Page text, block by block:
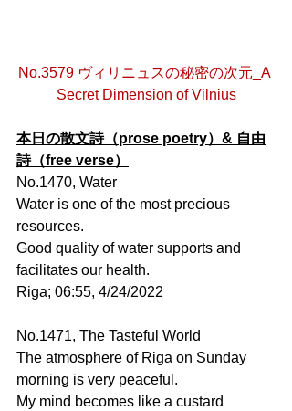
No.3579 ヴィリニュスの秘密の次元_A
Secret Dimension of Vilnius
本日の散文詩（prose poetry）& 自由
詩（free verse）
No.1470, Water
Water is one of the most precious
resources.
Good quality of water supports and
facilitates our health.
Riga; 06:55, 4/24/2022
No.1471, The Tasteful World
The atmosphere of Riga on Sunday
morning is very peaceful.
My mind becomes like a custard